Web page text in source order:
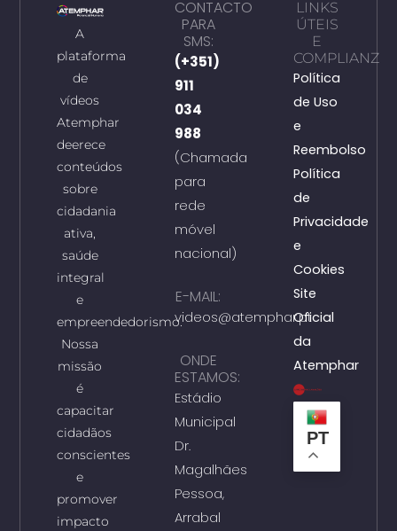
A
plataforma
de
vídeos
Atemphar
deerece
conteúdos
sobre
cidadania
ativa,
saúde
integral
e
empreendedorismo.
Nossa
missão
é
capacitar
cidadãos
conscientes
e
promover
impacto
CONTACTO
PARA
SMS:
(+351)
911
034
988
(Chamada
para
rede
móvel
nacional)
E-MAIL:
videos@atemphar.pt
ONDE
ESTAMOS:
Estádio
Municipal
Dr.
Magalhães
Pessoa,
Arrabal
LINKS
ÚTEIS
E
COMPLIANZ
Política
de Uso
e
Reembolso
Política
de
Privacidade
e
Cookies
Site
Oficial
da
Atemphar
PT